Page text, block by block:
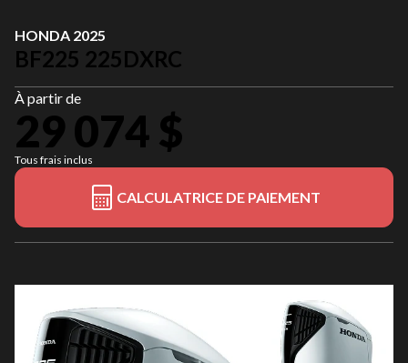
HONDA 2025
BF225 225DXRC
À partir de
29 074 $
Tous frais inclus
CALCULATRICE DE PAIEMENT